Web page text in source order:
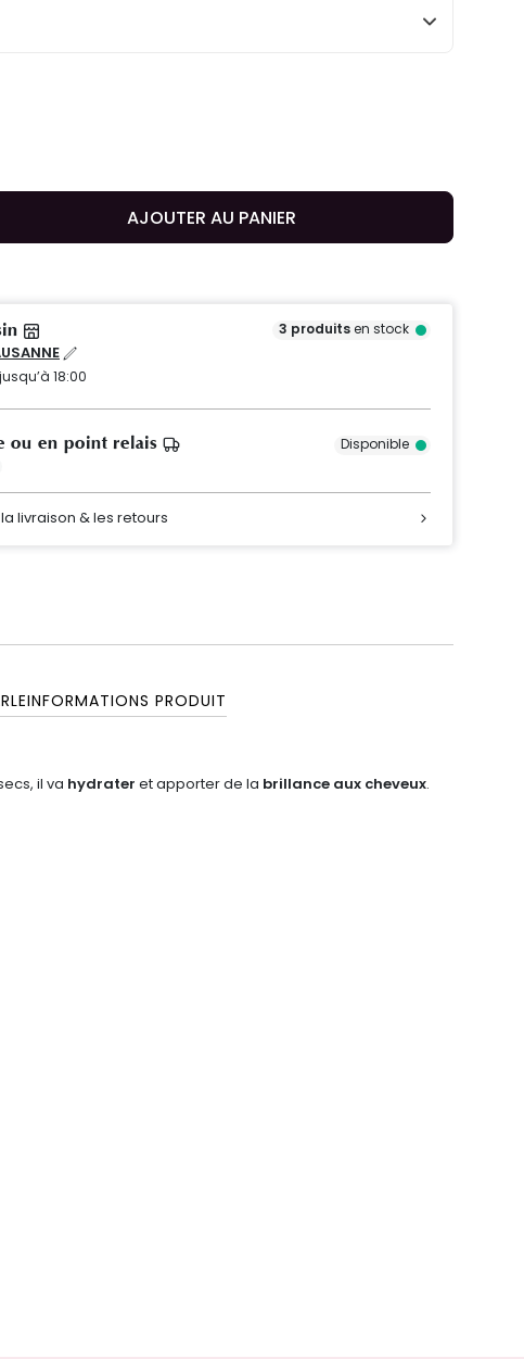
AJOUTER AU PANIER
3 produitsen stock
18:00
ou en point relais Disponible
livraison & les retours
INFORMATIONS PRODUIT
il va hydrater et apporter de la brillance aux cheveux.